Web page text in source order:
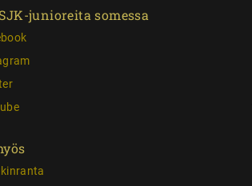
junioreita somessa